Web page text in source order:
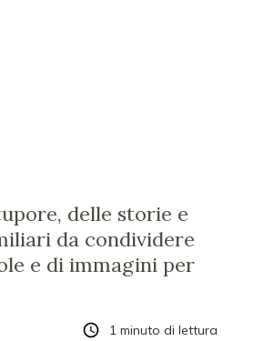
delle storie e
da condividere
e di immagini per
1 minuto di lettura